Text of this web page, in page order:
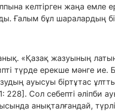
келтірген жаңа емле
Ғалым бұл шаралардың
анық. «Қазақ жазуының
түрде ерекше мәнге ие.
ауысуы біртұтас
228]. Сол себепті әліпби
анықталғандай,